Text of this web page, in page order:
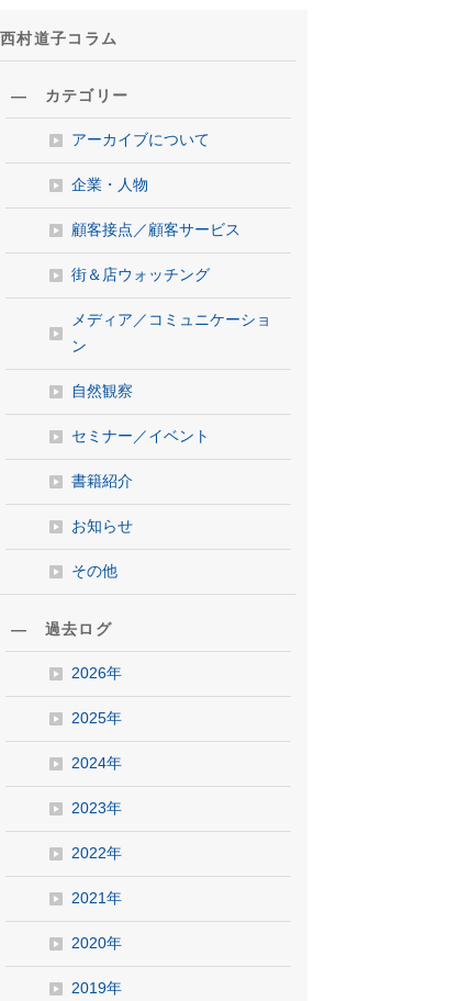
西村道子コラム
― カテゴリー
アーカイブについて
企業・人物
顧客接点／顧客サービス
街＆店ウォッチング
メディア／コミュニケーショ
ン
自然観察
セミナー／イベント
書籍紹介
お知らせ
その他
― 過去ログ
2026年
2025年
2024年
2023年
2022年
2021年
2020年
2019年